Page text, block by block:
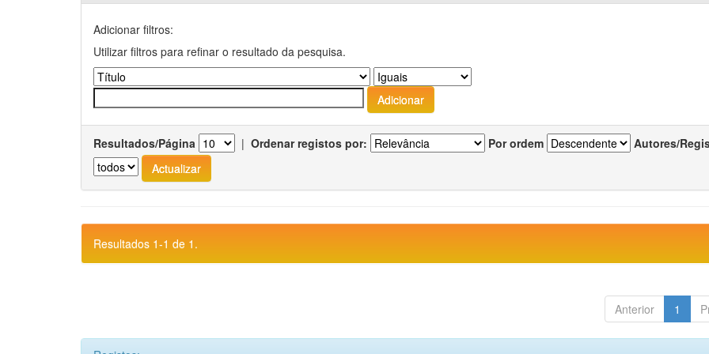
Adicionar filtros:
Utilizar filtros para refinar o resultado da pesquisa.
Resultados/Página | Ordenar registos por: Por ordem Autores/
Resultados 1-1 de 1.
Anterior 1